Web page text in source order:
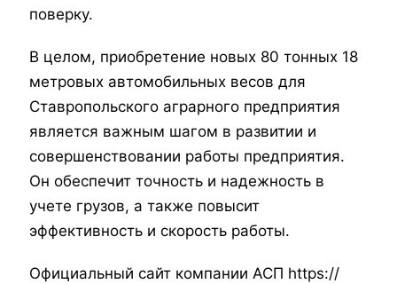
поверку.
В целом, приобретение новых 80 тонных 18
метровых автомобильных весов для
Ставропольского аграрного предприятия
является важным шагом в развитии и
совершенствовании работы предприятия.
Он обеспечит точность и надежность в
учете грузов, а также повысит
эффективность и скорость работы.
Официальный сайт компании АСП https://